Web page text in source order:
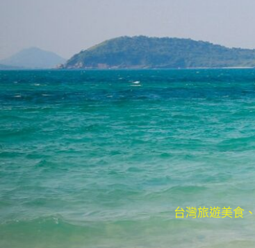
台灣旅遊美食